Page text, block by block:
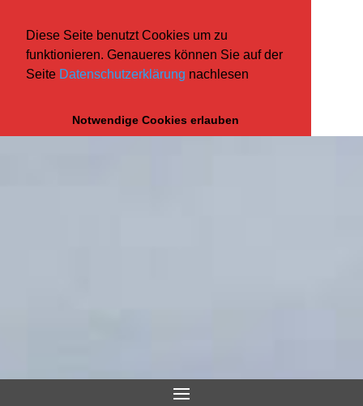
Diese Seite benutzt Cookies um zu
funktionieren. Genaueres können Sie auf der
Seite Datenschutzerklärung nachlesen
Notwendige Cookies erlauben